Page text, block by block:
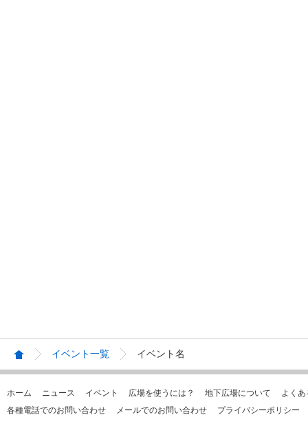
イベント一覧 イベント名
ホーム ニュース イベント 広場を使うには？ 地下広場について
よく
各種電話でのお問い合わせ
メールでのお問い合わせ プライバシーポリシー